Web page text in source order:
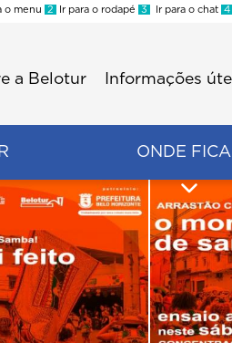
o menu 2 Ir para o rodapé 3 Ir para o chat 4
a Belotur Informações
ONDE